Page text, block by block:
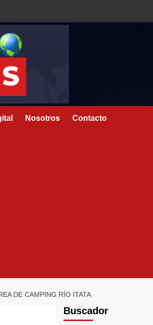
Nosotros Contacto
DE CAMPING RÍO ITATA
Buscador